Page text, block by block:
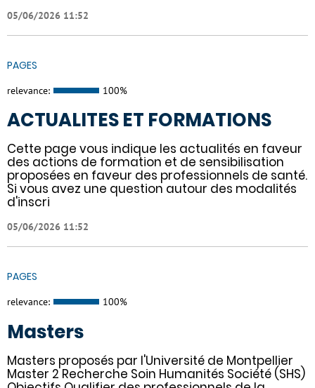
05/06/2026 11:52
PAGES
relevance: 100%
ACTUALITES ET FORMATIONS
Cette page vous indique les actualités en faveur
des actions de formation et de sensibilisation
proposées en faveur des professionnels de santé.
Si vous avez une question autour des modalités
d'inscri
05/06/2026 11:52
PAGES
relevance: 100%
Masters
Masters proposés par l'Université de Montpellier
Master 2 Recherche Soin Humanités Société (SHS)